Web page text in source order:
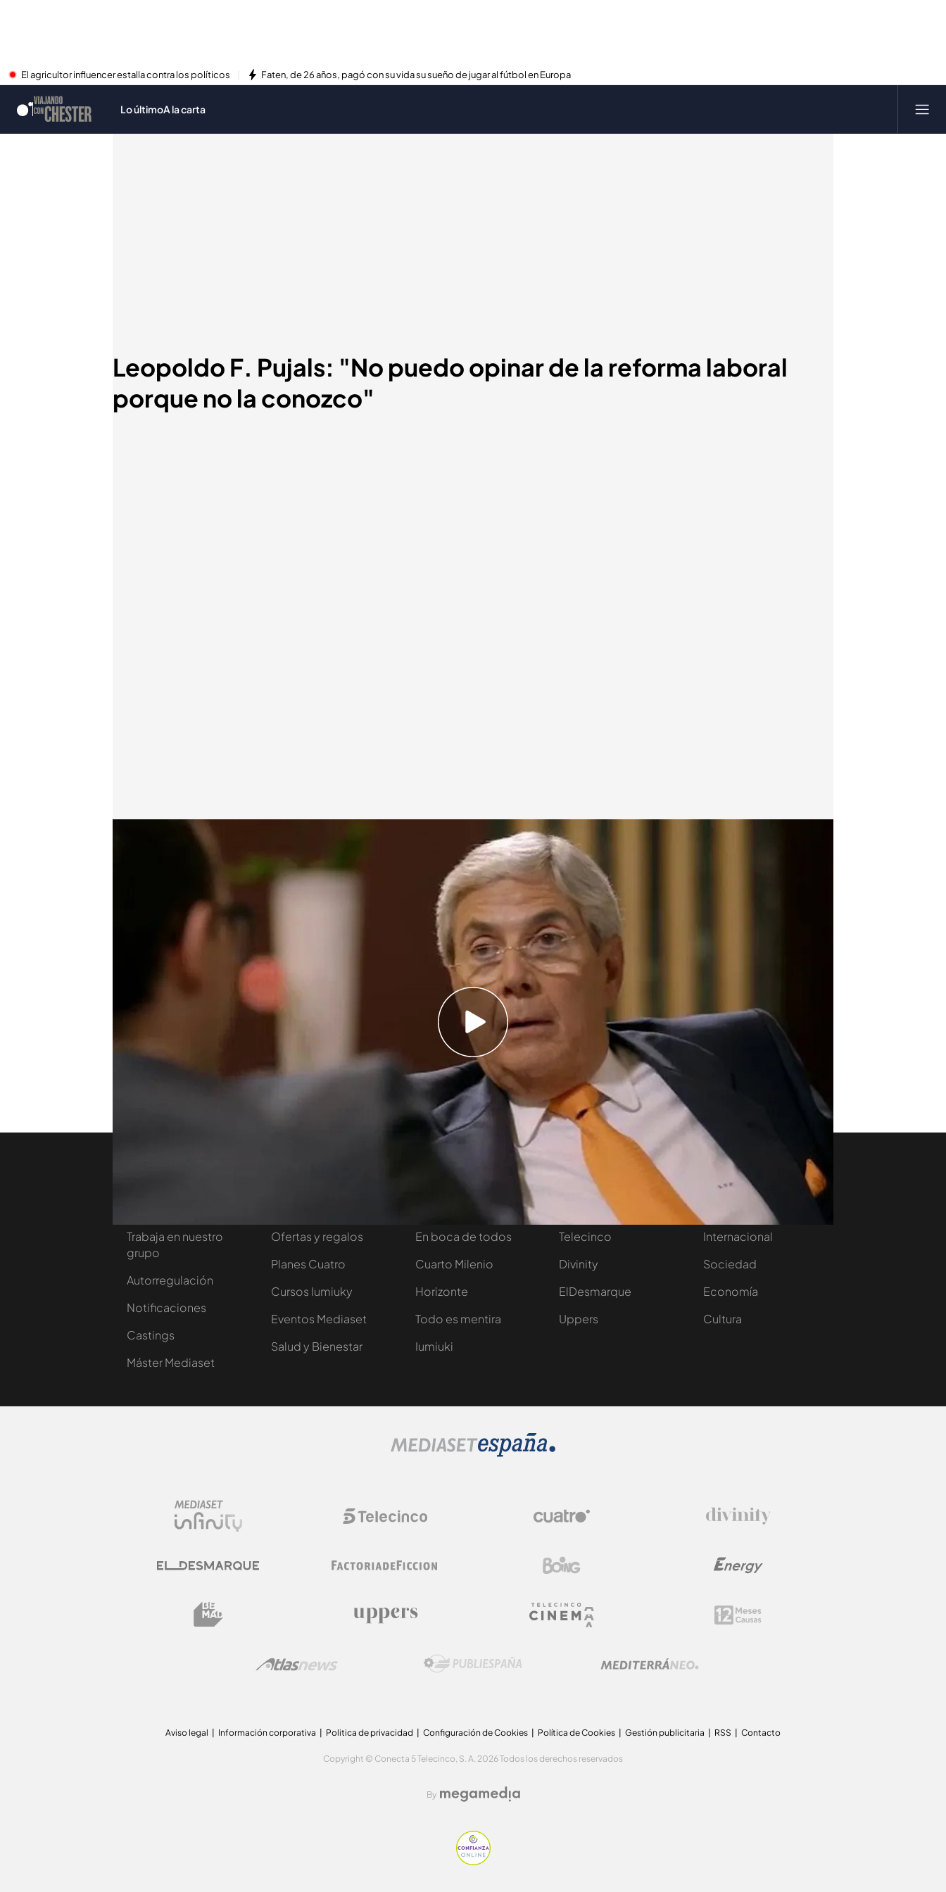
El agricultor influencer estalla contra los políticos Faten, de 26 años, pagó con su vida su sueño de jugar al fútbol en Europa
Lo últimoA la carta
Leopoldo F. Pujals: "No puedo opinar de la reforma laboral
porque no la conozco"
Compartir
Leopoldo Fernández Pujals, uno de los mayores empresarios, habla sobre
su relación con el Partido Popular y la situación actual del partido: "Siento
tristeza por un número de personas del PP". También responde a las
preguntas de Risto sobre su opinión de la reforma laboral: "No puedo
opinar de la reforma laboral porque no la conozco".
Trabaja en nuestro
grupo
Autorregulación
Notificaciones
Castings
Máster Mediaset
Ofertas y regalos
Planes Cuatro
Cursos Iumiuky
Eventos Mediaset
Salud y Bienestar
Programas
En boca de todos
Cuarto Milenio
Horizonte
Todo es mentira
Iumiuki
Más de Mediaset
Mediaset Infinity
Telecinco
Divinity
ElDesmarque
Uppers
Noticias Cuatro
Internacional
Sociedad
Economía
Cultura
Aviso legal Información corporativa Politica de privacidad Configuración de Cookies Política de Cookies Gestión publicitaria RSS Contacto
Copyright © Conecta 5 Telecinco, S. A. 2026 Todos los derechos reservados
By